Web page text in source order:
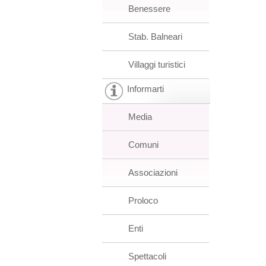
Benessere
Stab. Balneari
Villaggi turistici
Informarti
Media
Comuni
Associazioni
Proloco
Enti
Spettacoli